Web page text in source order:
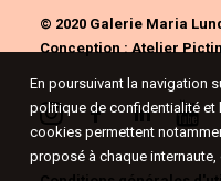
© 2020 Galerie Maria
Conception :Atelier
En poursuivant la navigation
politique de confidentialité et
cookies permettent
proposé à chaque